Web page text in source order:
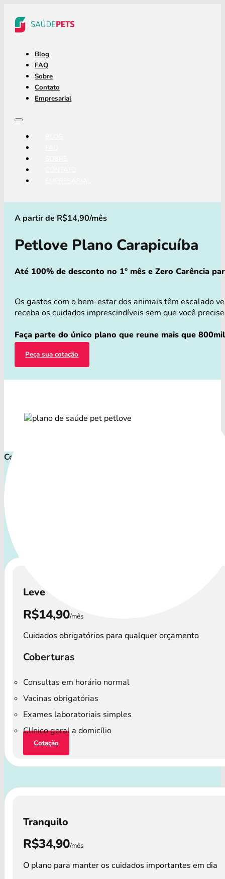
Blog
FAQ
Sobre
Contato
Empresarial
A partir de R$14,90/mês
Petlove Plano Carapicuíba
Até 100% de desconto no 1° mês e Zero Carência
Os gastos com o bem-estar dos animais têm escalado
receba os cuidados imprescindíveis sem que você
Faça parte do único plano que reune mais que
Peça sua cotação
Comece cuidar ainda hoje!
Com uma variedade de procedimentos, o Petlove Plano
Leve
R$14,90/mês
Cuidados obrigatórios para qualquer orçamento
Coberturas
Consultas em horário normal
Vacinas obrigatórias
Exames laboratoriais simples
Clínico geral a domicílio
Cotação
Tranquilo
R$34,90/mês
O plano para manter os cuidados importantes em dia